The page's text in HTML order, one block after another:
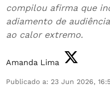
compilou afirma que
adiamento de
ao calor extremo.
Amanda Lima
Publicado a: 23 Jun 2026,